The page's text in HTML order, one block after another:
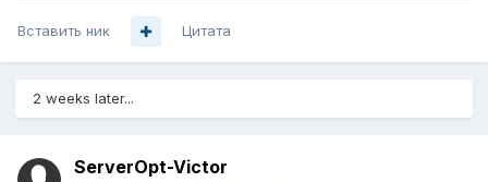
Вставить ник Цитата
2 weeks later...
ServerOpt-Victor